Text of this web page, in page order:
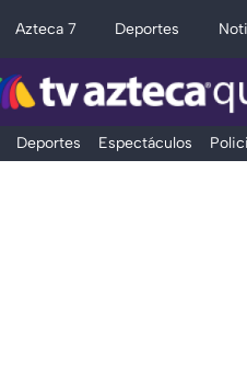
Azteca 7 Deportes
Deportes Espectáculos